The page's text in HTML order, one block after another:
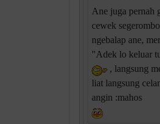
Ane juga pernah
cewek
ngebalap ane,
"Adek lo keluar
, langsung
liat langsung
angin :mahos